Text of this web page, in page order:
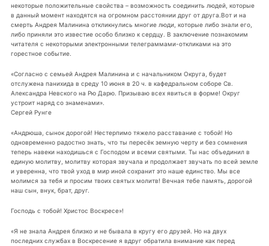
некоторые положительные свойства – возможность соединить людей, которые
в данный момент находятся на огромном расстоянии друг от друга.Вот и на
смерть Андрея Малинина откликнулись многие люди, которые либо знали его,
либо приняли это известие особо близко к сердцу. В заключение познакомим
читателя с некоторыми электронными телеграммами-откликами на это
горестное событие.
«Согласно с семьей Андрея Малинина и с начальником Округа, будет
отслужена панихида в среду 10 июня в 20 ч. в кафедральном соборе Св.
Александра Невского на Рю Дарю. Призываю всех явиться в форме! Округ
устроит наряд со знаменами».
Сергей Рунге
«Андрюша, сынок дорогой! Нестерпимо тяжело расставание с тобой! Но
одновременно радостно знать, что ты пересёк земную черту и без сомнения
теперь навеки находишься с Господом и всеми святыми. Ты нас объединил в
единую молитву, молитву которая звучала и продолжает звучать по всей земле
и уверенна, что твой уход в мир иной сохранит это наше единство. Мы все
молимся за тебя и просим твоих святых молитв! Вечная тебе память, дорогой
наш сын, внук, брат, друг.
Господь с тобой! Христос Воскресе»!
«Я не знала Андрея близко и не бывала в кругу его друзей. Но на двух
последних службах в Воскресение я вдруг обратила внимание как перед